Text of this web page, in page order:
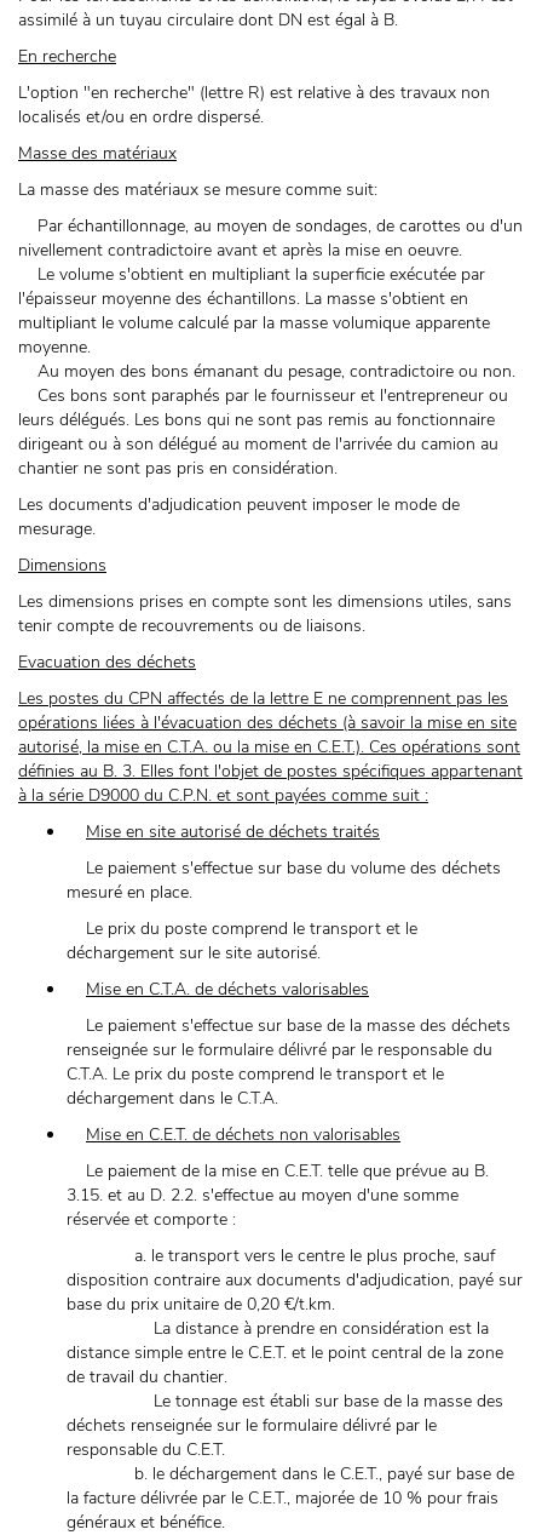
assimilé à un tuyau circulaire dont DN est égal à B.
En recherche
L'option "en recherche" (lettre R) est relative à des travaux non
localisés et/ou en ordre dispersé.
Masse des matériaux
La masse des matériaux se mesure comme suit:
Par échantillonnage, au moyen de sondages, de carottes ou d'un
nivellement contradictoire avant et après la mise en oeuvre.
Le volume s'obtient en multipliant la superficie exécutée par
l'épaisseur moyenne des échantillons. La masse s'obtient en
multipliant le volume calculé par la masse volumique apparente
moyenne.
Au moyen des bons émanant du pesage, contradictoire ou non.
Ces bons sont paraphés par le fournisseur et l'entrepreneur ou
leurs délégués. Les bons qui ne sont pas remis au fonctionnaire
dirigeant ou à son délégué au moment de l'arrivée du camion au
chantier ne sont pas pris en considération.
Les documents d'adjudication peuvent imposer le mode de
mesurage.
Dimensions
Les dimensions prises en compte sont les dimensions utiles, sans
tenir compte de recouvrements ou de liaisons.
Evacuation des déchets
Les postes du CPN affectés de la lettre E ne comprennent pas les
opérations liées à l'évacuation des déchets (à savoir la mise en site
autorisé, la mise en C.T.A. ou la mise en C.E.T.). Ces opérations sont
définies au B. 3. Elles font l'objet de postes spécifiques appartenant
à la série D9000 du C.P.N. et sont payées comme suit :
Mise en site autorisé de déchets traités
Le paiement s'effectue sur base du volume des déchets
mesuré en place.
Le prix du poste comprend le transport et le
déchargement sur le site autorisé.
Mise en C.T.A. de déchets valorisables
Le paiement s'effectue sur base de la masse des déchets
renseignée sur le formulaire délivré par le responsable du
C.T.A. Le prix du poste comprend le transport et le
déchargement dans le C.T.A.
Mise en C.E.T. de déchets non valorisables
Le paiement de la mise en C.E.T. telle que prévue au B.
3.15. et au D. 2.2. s'effectue au moyen d'une somme
réservée et comporte :
a. le transport vers le centre le plus proche, sauf
disposition contraire aux documents d'adjudication, payé sur
base du prix unitaire de 0,20 €/t.km.
La distance à prendre en considération est la
distance simple entre le C.E.T. et le point central de la zone
de travail du chantier.
Le tonnage est établi sur base de la masse des
déchets renseignée sur le formulaire délivré par le
responsable du C.E.T.
b. le déchargement dans le C.E.T., payé sur base de
la facture délivrée par le C.E.T., majorée de 10 % pour frais
généraux et bénéfice.